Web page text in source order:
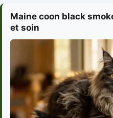
Maine coon black
et soin